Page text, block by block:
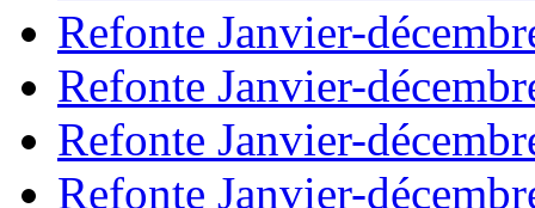
Refonte Janvier-
Refonte Janvier-
Refonte Janvier-
Refonte Janvier-